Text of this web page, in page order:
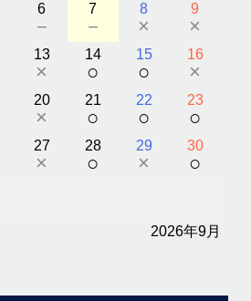
6
－
7
－
8
×
9
×
13
×
14
○
15
○
16
×
20
×
21
○
22
○
23
○
27
×
28
○
29
×
30
○
2026年9月